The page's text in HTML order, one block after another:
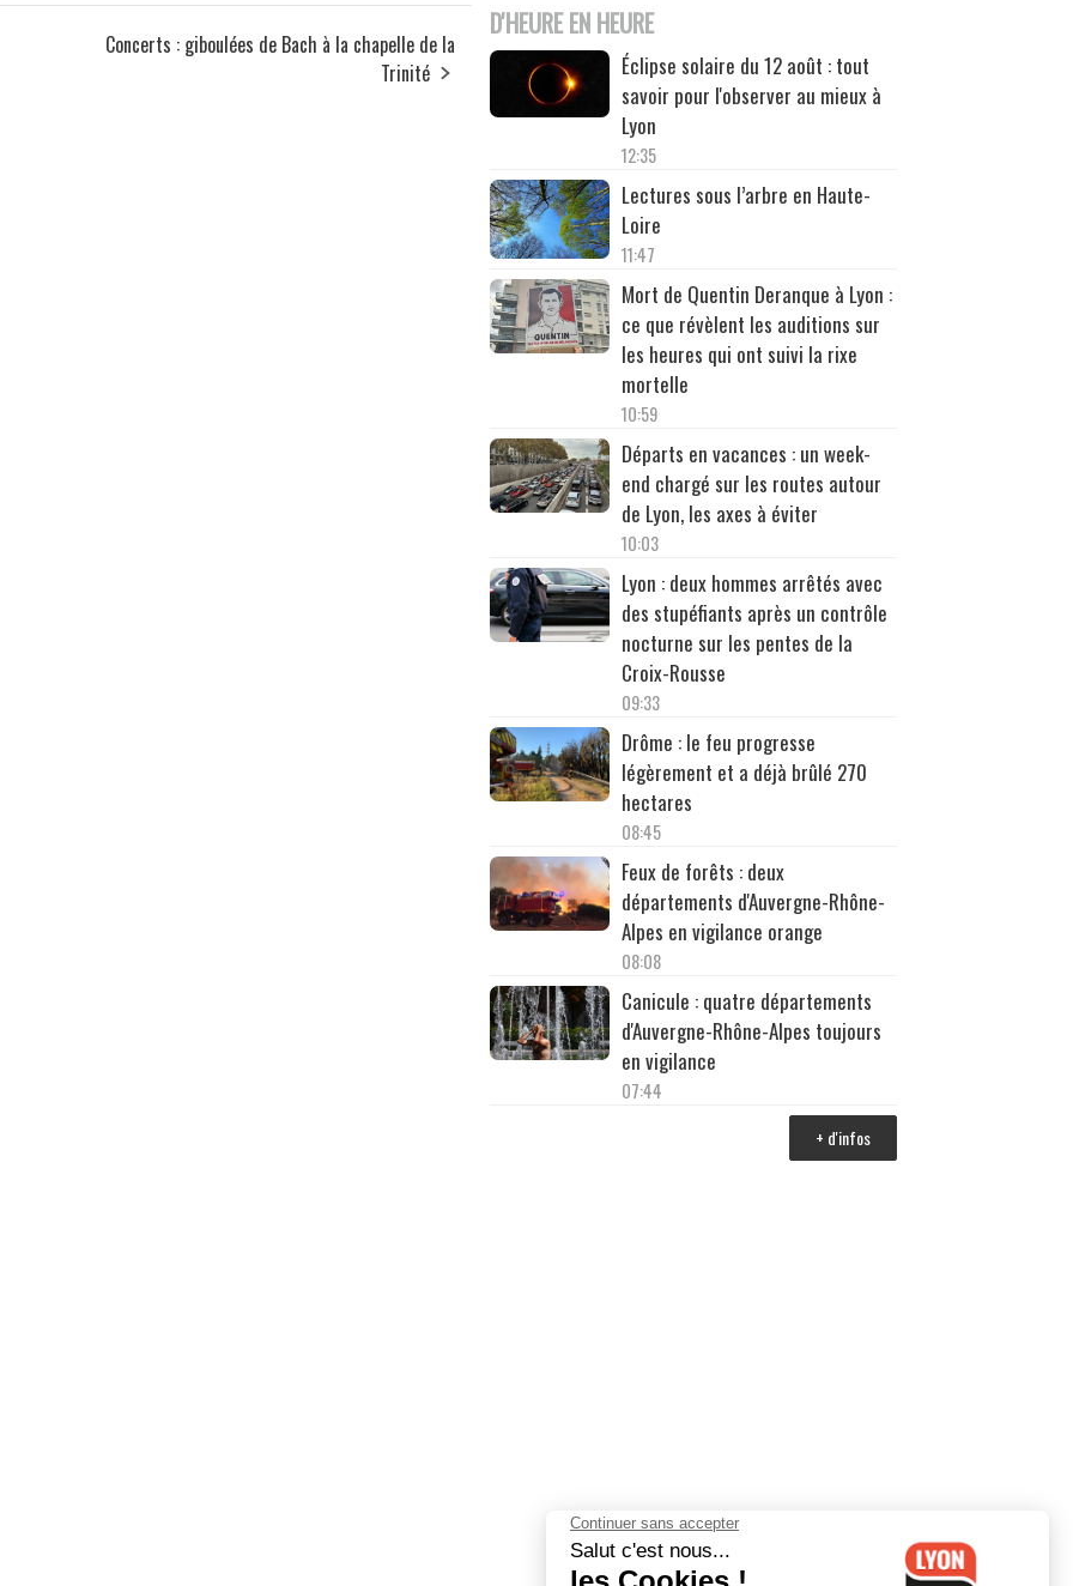
Concerts : giboulées de Bach à la chapelle de la
Trinité
D'HEURE EN HEURE
Éclipse solaire du 12 août : tout
savoir pour l'observer au mieux à
Lyon
12:35
Lectures sous l’arbre en Haute-
Loire
11:47
Mort de Quentin Deranque à Lyon :
ce que révèlent les auditions sur
les heures qui ont suivi la rixe
mortelle
10:59
Départs en vacances : un week-
end chargé sur les routes autour
de Lyon, les axes à éviter
10:03
Lyon : deux hommes arrêtés avec
des stupéfiants après un contrôle
nocturne sur les pentes de la
Croix-Rousse
09:33
Drôme : le feu progresse
légèrement et a déjà brûlé 270
hectares
08:45
Feux de forêts : deux
départements d'Auvergne-Rhône-
Alpes en vigilance orange
08:08
Canicule : quatre départements
d'Auvergne-Rhône-Alpes toujours
en vigilance
07:44
+ d'infos